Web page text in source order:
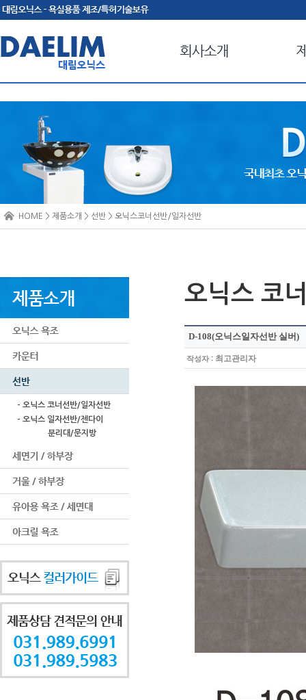
HOME > 제품소개 > 선반 > 오닉스코너선반/일자선반
- 오닉스 코너선반/일자선반
- 오닉스 일자선반/젠다이
분리대/문지방
오닉스 코
D-108(오닉스일자선반 실버)
작성자 : 최고관리자